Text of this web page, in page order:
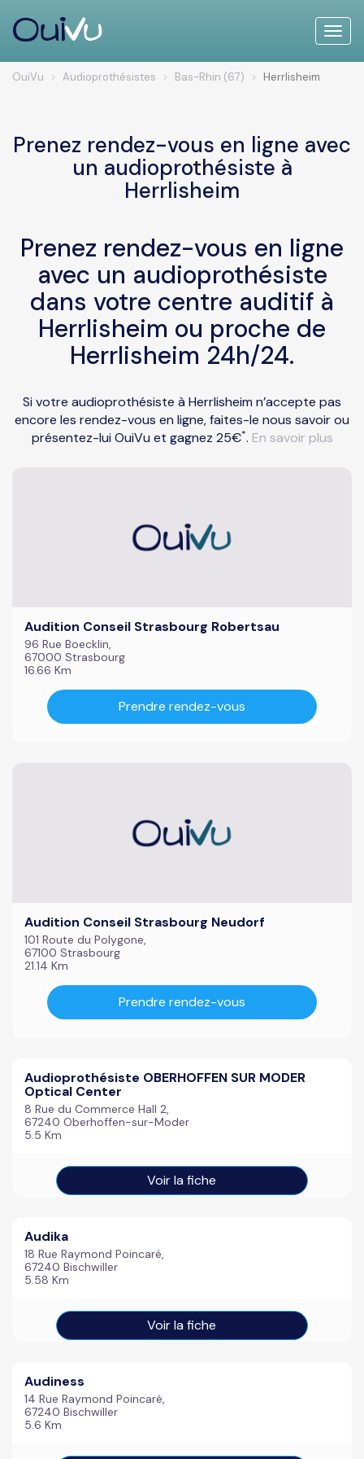
Toggle
OuiVu Audioprothésistes Bas-Rhin (67) Herrlisheim
Prenez rendez-vous en ligne avec
un audioprothésiste à
Herrlisheim
Prenez rendez-vous en ligne
avec un audioprothésiste
dans votre centre auditif à
Herrlisheim ou proche de
Herrlisheim 24h/24.
Si votre audioprothésiste à Herrlisheim n’accepte pas
encore les rendez-vous en ligne, faites-le nous savoir ou
présentez-lui OuiVu et gagnez 25€*. En savoir plus
Audition Conseil Strasbourg Robertsau
96 Rue Boecklin,
67000 Strasbourg
16.66 Km
Prendre rendez-vous
Audition Conseil Strasbourg Neudorf
101 Route du Polygone,
67100 Strasbourg
21.14 Km
Prendre rendez-vous
Audioprothésiste OBERHOFFEN SUR MODER
Optical Center
8 Rue du Commerce Hall 2,
67240 Oberhoffen-sur-Moder
5.5 Km
Voir la fiche
Audika
18 Rue Raymond Poincaré,
67240 Bischwiller
5.58 Km
Voir la fiche
Audiness
14 Rue Raymond Poincaré,
67240 Bischwiller
5.6 Km